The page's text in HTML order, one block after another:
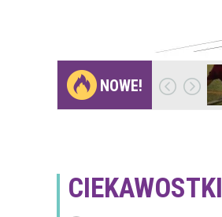
NOWE!
Gdzie pojechać na
weekend z naturą w…